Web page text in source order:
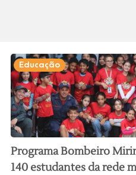
Educação
Programa Bombeiro
140 estudantes da rede